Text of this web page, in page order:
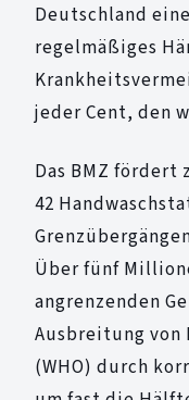
Deutschland
regelmäßiges
jeder Cent, den
Das BMZ fördert
42
Über fünf
angrenzenden
Ausbreitung von
(WHO) durch